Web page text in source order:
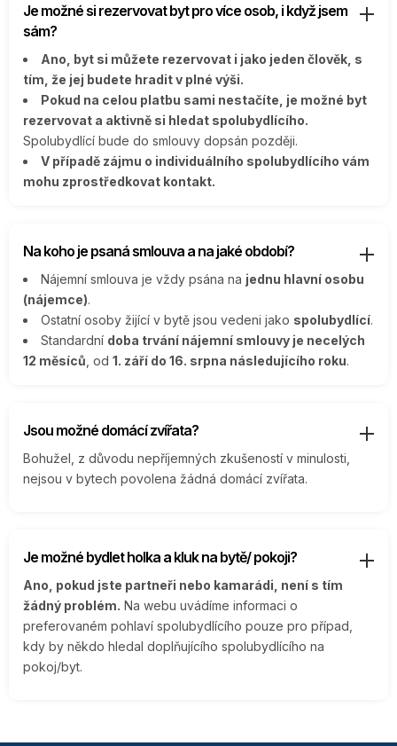
Je možné si rezervovat byt pro více osob, i když jsem
sám?
Ano, byt si můžete rezervovat i jako jeden člověk, s
tím, že jej budete hradit v plné výši.
Pokud na celou platbu sami nestačíte, je možné byt
rezervovat a aktivně si hledat spolubydlícího.
Spolubydlící bude do smlouvy dopsán později.
V případě zájmu o individuálního spolubydlícího vám
mohu zprostředkovat kontakt.
Na koho je psaná smlouva a na jaké období?
Nájemní smlouva je vždy psána na jednu hlavní osobu
(nájemce).
Ostatní osoby žijící v bytě jsou vedeni jako spolubydlící.
Standardní doba trvání nájemní smlouvy je necelých
12 měsíců , od 1. září do 16. srpna následujícího roku.
Jsou možné domácí zvířata?
Bohužel, z důvodu nepříjemných zkušeností v minulosti,
nejsou v bytech povolena žádná domácí zvířata.
Je možné bydlet holka a kluk na bytě/ pokoji?
Ano, pokud jste partneři nebo kamarádi, není s tím
žádný problém. Na webu uvádíme informaci o
preferovaném pohlaví spolubydlícího pouze pro případ,
kdy by někdo hledal doplňujícího spolubydlícího na
pokoj/byt.